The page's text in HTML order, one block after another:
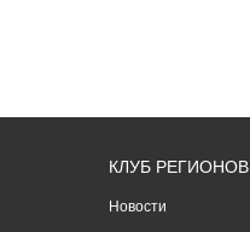
КЛУБ РЕГИОНОВ
Новости